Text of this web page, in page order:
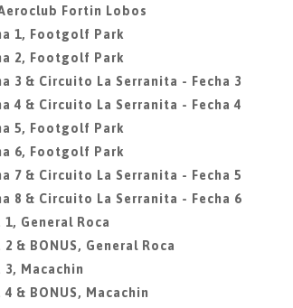
Fortin Lobos
1, Footgolf Park
2, Footgolf Park
3 & Circuito La Serranita - Fecha 3
4 & Circuito La Serranita - Fecha 4
5, Footgolf Park
6, Footgolf Park
7 & Circuito La Serranita - Fecha 5
8 & Circuito La Serranita - Fecha 6
General Roca
& BONUS, General Roca
3, Macachin
& BONUS, Macachin